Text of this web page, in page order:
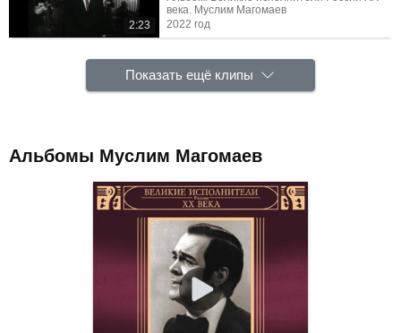
2:23
века. Муслим Магомаев
2022 год
Показать ещё клипы
Альбомы Муслим Магомаев